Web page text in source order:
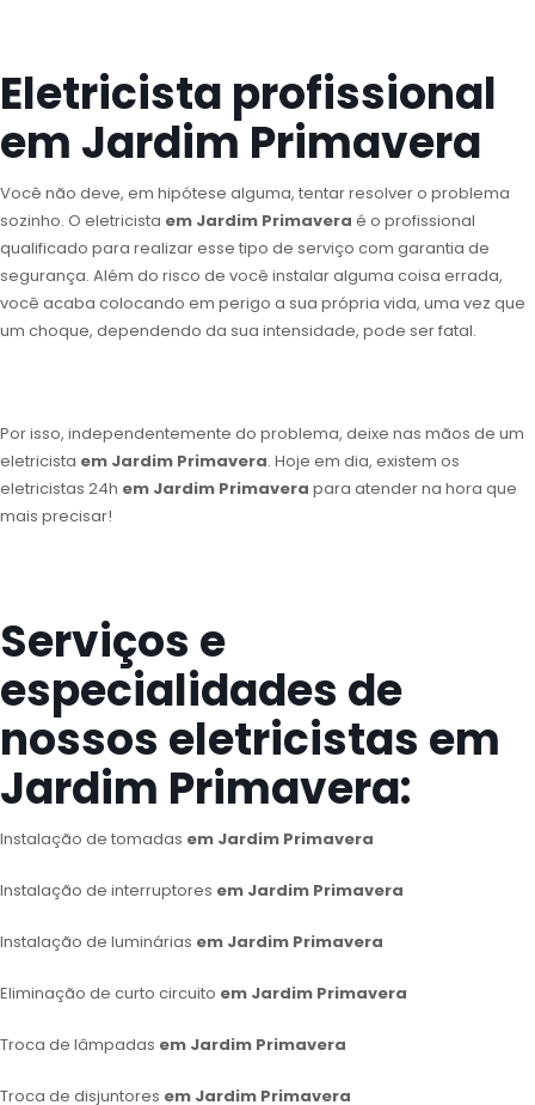
Eletricista profissional
em Jardim Primavera
Você não deve, em hipótese alguma, tentar resolver o problema
sozinho. O eletricista em Jardim Primavera é o profissional
qualificado para realizar esse tipo de serviço com garantia de
segurança. Além do risco de você instalar alguma coisa errada,
você acaba colocando em perigo a sua própria vida, uma vez que
um choque, dependendo da sua intensidade, pode ser fatal.
Por isso, independentemente do problema, deixe nas mãos de um
eletricista em Jardim Primavera. Hoje em dia, existem os
eletricistas 24h em Jardim Primavera para atender na hora que
mais precisar!
Serviços e
especialidades de
nossos eletricistas em
Jardim Primavera:
Instalação de tomadas em Jardim Primavera
Instalação de interruptores em Jardim Primavera
Instalação de luminárias em Jardim Primavera
Eliminação de curto circuito em Jardim Primavera
Troca de lâmpadas em Jardim Primavera
Troca de disjuntores em Jardim Primavera